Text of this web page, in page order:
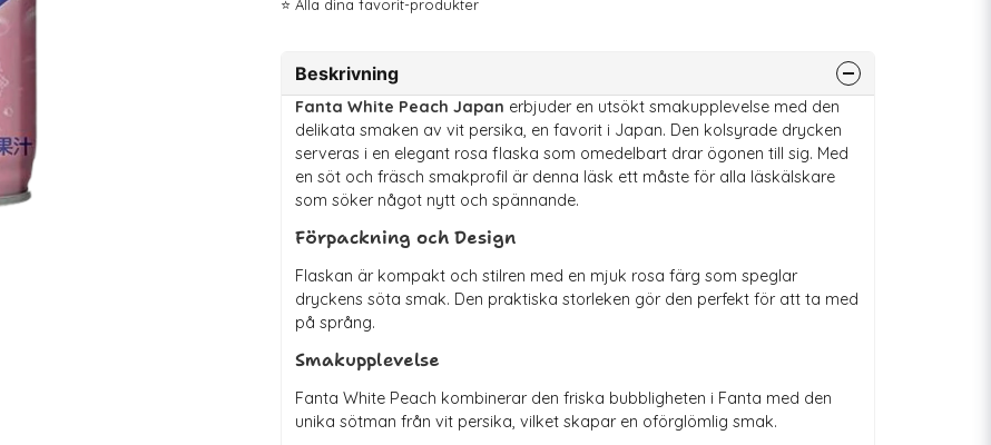
⭐️ Alla dina favorit-produkter
Beskrivning
Fanta White Peach Japan erbjuder en utsökt smakupplevelse med den
delikata smaken av vit persika, en favorit i Japan. Den kolsyrade drycken
serveras i en elegant rosa flaska som omedelbart drar ögonen till sig. Med
en söt och fräsch smakprofil är denna läsk ett måste för alla läskälskare
som söker något nytt och spännande.
Förpackning och Design
Flaskan är kompakt och stilren med en mjuk rosa färg som speglar
dryckens söta smak. Den praktiska storleken gör den perfekt för att ta med
på språng.
Smakupplevelse
Fanta White Peach kombinerar den friska bubbligheten i Fanta med den
unika sötman från vit persika, vilket skapar en oförglömlig smak.